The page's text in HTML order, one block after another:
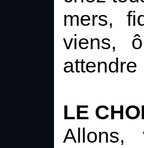
mers,
viens,
attendre
LE
Allons,